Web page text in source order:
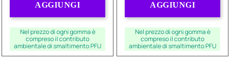
AGGIUNGI
Nel prezzo di ogni gomma è
compreso il contributo
ambientale di smaltimento PFU
AGGIUNGI
Nel prezzo di ogni gomma è
compreso il contributo
ambientale di smaltimento PFU